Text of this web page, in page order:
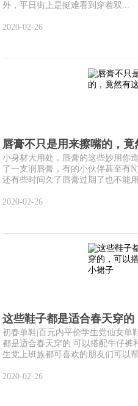
外，平日街上是挺难看到穿着双...
2020-02-26
唇膏不只是用来擦嘴的，竟
小身材大用处，唇膏的这些妙用你
了一支润唇膏，有的小伙伴甚至有
还有些时间久了唇膏过期了也不能
2020-02-26
这些鞋子都是适合春天穿
初春单鞋|百元内平价学生党仙女单
都是适合春天穿的 可以搭配牛仔裤
生党上班族都可喜欢的朋友们可以
2020-02-26